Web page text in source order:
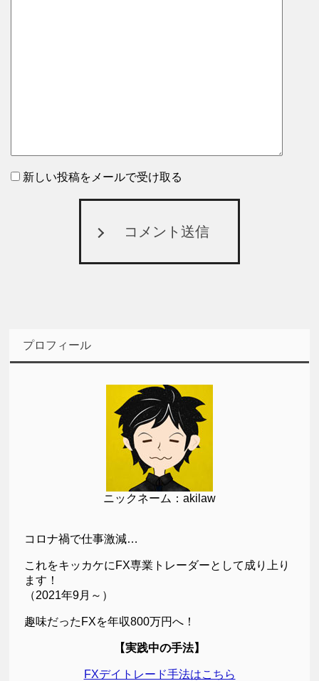
新しい投稿をメールで受け取る
コメント送信
プロフィール
ニックネーム：akilaw
コロナ禍で仕事激減…
これをキッカケにFX専業トレーダーとして成り上り
ます！
（2021年9月～）
趣味だったFXを年収800万円へ！
【実践中の手法】
FXデイトレード手法はこちら